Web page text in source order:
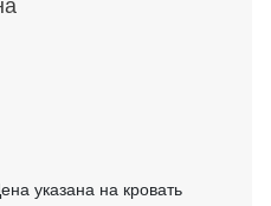
указана на кровать